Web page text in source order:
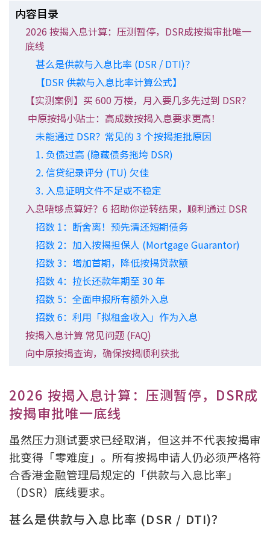
印花税计算
免费物业估价
下载中心
按揭全面睇
新闻/研究
按市新闻
统计数据库
按揭快趣智识
按揭智库
楼按专栏
按揭百科
装修·保险优惠
免费装修转介服务
装修设计专栏
火险、家居、宠物保险
保险资讯专栏
内容目录
2026 按揭入息计算：压测暂停，DSR成按揭审批唯一
底线
甚么是供款与入息比率 (DSR / DTI)？
【DSR 供款与入息比率计算公式】
【实测案例】买 600 万楼，月入要几多先过到 DSR？
中原按揭小贴士：高成数按揭入息要求更高！
未能通过 DSR？常见的 3 个按揭拒批原因
1. 负债过高 (隐藏债务拖垮 DSR)
2. 信贷纪录评分 (TU) 欠佳
3. 入息证明文件不足或不稳定
入息唔够点算好？6 招助你逆转结果，顺利通过 DSR
招数 1：断舍离！预先清还短期债务
招数 2：加入按揭担保人 (Mortgage Guarantor)
招数 3：增加首期，降低按揭贷款额
招数 4：拉长还款年期至 30 年
招数 5：全面申报所有额外入息
招数 6：利用「拟租金收入」作为入息
按揭入息计算 常见问题 (FAQ)
向中原按揭查询，确保按揭顺利获批
2026 按揭入息计算：压测暂停，DSR成
按揭审批唯一底线
虽然压力测试要求已经取消，但这并不代表按揭审
批变得「零难度」。所有按揭申请人仍必须严格符
合香港金融管理局规定的「供款与入息比率」
（DSR）底线要求。
甚么是供款与入息比率 (DSR / DTI)？